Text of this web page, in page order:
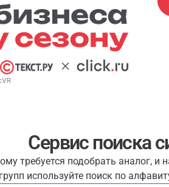
Сервис поиска
требуется подобрать аналог,
используйте поиск по